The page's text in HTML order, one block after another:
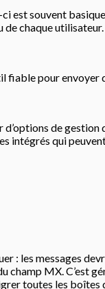
est souvent
chaque
pour envoyer
de
qui peuvent
: les messages
MX. C’est
toutes les